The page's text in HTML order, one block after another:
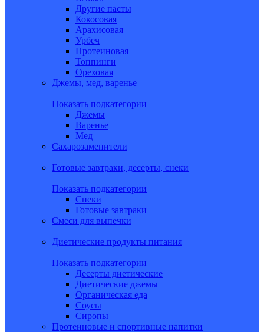
Другие пасты
Кокосовая
Арахисовая
Урбеч
Протеиновая
Топпинги
Ореховая
Джемы, мед, варенье
Показать подкатегории
Джемы
Варенье
Мед
Сахарозаменители
Готовые завтраки, десерты, снеки
Показать подкатегории
Снеки
Готовые завтраки
Смеси для выпечки
Диетические продукты питания
Показать подкатегории
Десерты диетические
Диетические джемы
Органическая еда
Соусы
Сиропы
Протеиновые и спортивные напитки